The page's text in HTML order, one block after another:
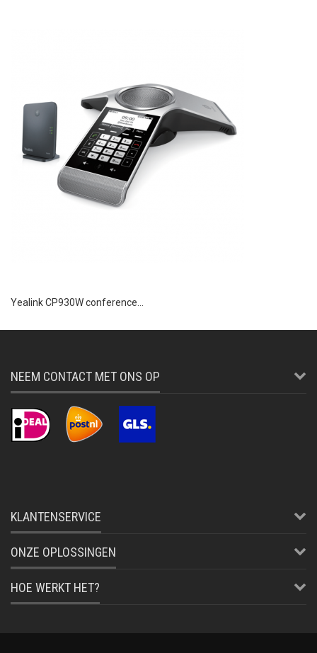
Yealink CP930W conference...
NEEM CONTACT MET ONS OP
KLANTENSERVICE
ONZE OPLOSSINGEN
HOE WERKT HET?